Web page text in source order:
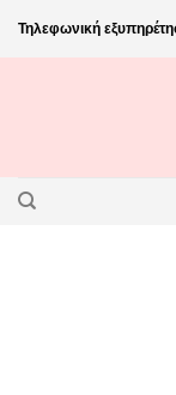
Τηλεφωνική